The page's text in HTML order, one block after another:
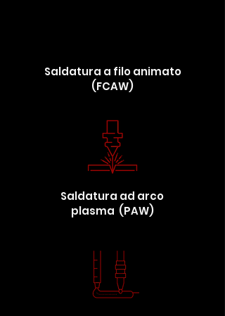
Saldatura a filo animato
(FCAW)
Saldatura ad arco
plasma (PAW)